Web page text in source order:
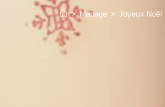
> Mariage > Joyeux Noël